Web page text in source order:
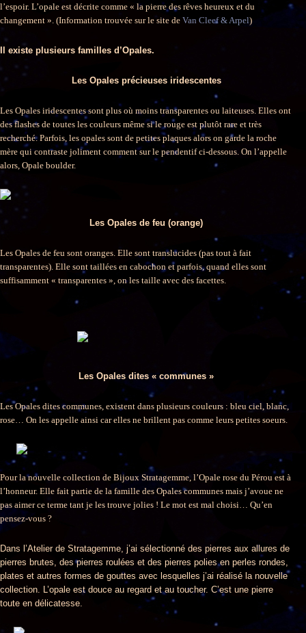
l’espoir. L’opale est décrite comme « la pierre des rêves heureux et du
changement ». (Information trouvée sur le site de Van Cleef & Arpel)
Il existe plusieurs familles d’Opales.
Les Opales précieuses iridescentes
Les Opales iridescentes sont plus où moins transparentes ou laiteuses. Elles ont
des flashes de toutes les couleurs même si le rouge est plutôt rare et très
recherché. Parfois, les opales sont de petites plaques alors on garde la roche
mère qui contraste joliment comment sur le pendentif ci-dessous. On l’appelle
alors, Opale boulder.
Les Opales de feu (orange)
Les Opales de feu sont oranges. Elle sont translucides (pas tout à fait
transparentes). Elle sont taillées en cabochon et parfois, quand elles sont
suffisamment « transparentes », on les taille avec des facettes.
Les Opales dites « communes »
Les Opales dites communes, existent dans plusieurs couleurs : bleu ciel, blanc,
rose… On les appelle ainsi car elles ne brillent pas comme leurs petites soeurs.
Pour la nouvelle collection de Bijoux Stratagemme, l’Opale rose du Pérou est à
l’honneur. Elle fait partie de la famille des Opales communes mais j’avoue ne
pas aimer ce terme tant je les trouve jolies ! Le mot est mal choisi… Qu’en
pensez-vous ?
Dans l’Atelier de Stratagemme, j’ai sélectionné des pierres aux allures de
pierres brutes, des pierres roulées et des pierres polies en perles rondes,
plates et autres formes de gouttes avec lesquelles j’ai réalisé la nouvelle
collection. L’opale est douce au regard et au toucher. C’est une pierre
toute en délicatesse.